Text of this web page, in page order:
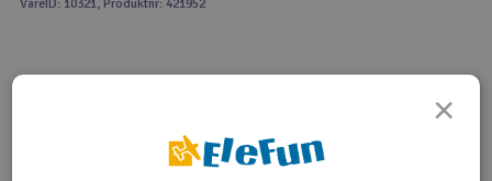
Modelljernbane
Motor & tilbehør
VareID: 10321, Produktnr: 421952
Deler Tips en venn
×